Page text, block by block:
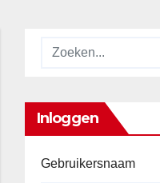
Inloggen
Gebruikersnaam